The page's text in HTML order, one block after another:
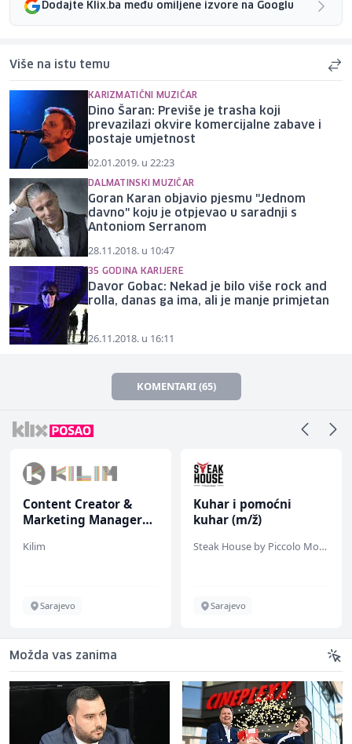
Dodajte Klix.ba među omiljene izvore na Googlu
Više na istu temu
KARIZMATIČNI MUZIČAR
Dino Šaran: Previše je trasha koji
prevazilazi okvire komercijalne zabave i
postaje umjetnost
02.01.2019. u 22:23
DALMATINSKI MUZIČAR
Goran Karan objavio pjesmu "Jednom
davno" koju je otpjevao u saradnji s
Antoniom Serranom
28.11.2018. u 10:47
35 GODINA KARIJERE
Davor Gobac: Nekad je bilo više rock and
rolla, danas ga ima, ali je manje primjetan
26.11.2018. u 16:11
KOMENTARI (65)
Content Creator &
Marketing Manager
Kilim
Sarajevo
Kuhar i pomoćni
kuhar (m/ž)
Steak House by Piccolo Mondo
Sarajevo
Možda vas zanima